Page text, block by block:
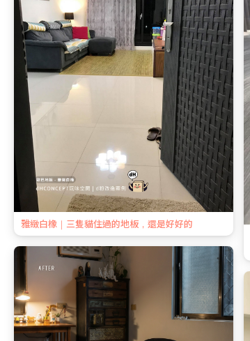
雅緻白橡｜三隻貓住過的地板，還是好好的